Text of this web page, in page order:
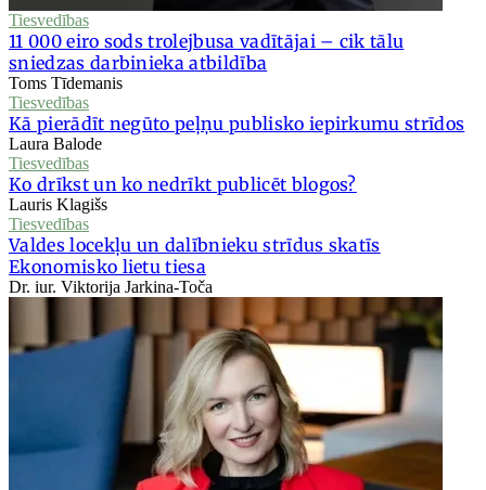
Tiesvedības
11 000 eiro sods trolejbusa vadītājai – cik tālu
sniedzas darbinieka atbildība
Toms Tīdemanis
Tiesvedības
Kā pierādīt negūto peļņu publisko iepirkumu strīdos
Laura Balode
Tiesvedības
Ko drīkst un ko nedrīkt publicēt blogos?
Lauris Klagišs
Tiesvedības
Valdes locekļu un dalībnieku strīdus skatīs
Ekonomisko lietu tiesa
Dr. iur. Viktorija Jarkina-Toča